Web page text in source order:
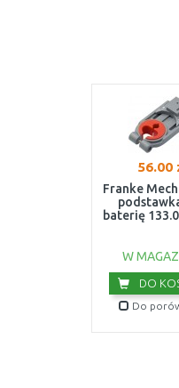
56.00
Franke
baterię
W
DO
Do